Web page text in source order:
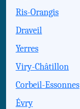
Ris-Orangis
Draveil
Yerres
Viry-Châtillon
Corbeil-Essonnes
Évry